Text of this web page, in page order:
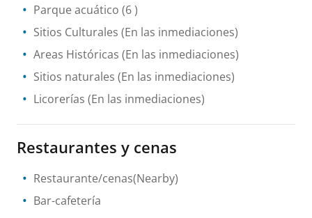
Parque acuático (6 )
Sitios Culturales (En las inmediaciones)
Areas Históricas (En las inmediaciones)
Sitios naturales (En las inmediaciones)
Licorerías (En las inmediaciones)
Restaurantes y cenas
Restaurante/cenas(Nearby)
Bar-cafetería